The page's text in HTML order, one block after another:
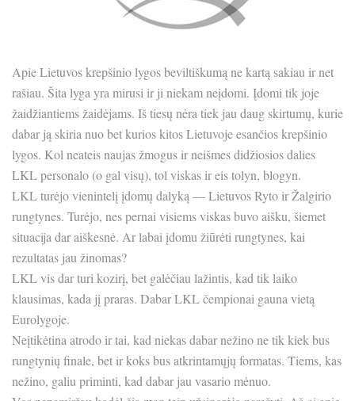
Apie Lietuvos krepšinio lygos beviltiškumą ne kartą sakiau ir net
rašiau. Šita lyga yra mirusi ir ji niekam neįdomi. Įdomi tik joje
žaidžiantiems žaidėjams. Iš tiesų nėra tiek jau daug skirtumų, kurie
dabar ją skiria nuo bet kurios kitos Lietuvoje esančios krepšinio
lygos. Kol neateis naujas žmogus ir neišmes didžiosios dalies
LKL personalo (o gal visų), tol viskas ir eis tolyn, blogyn.
LKL turėjo vienintelį įdomų dalyką — Lietuvos Ryto ir Žalgirio
rungtynes. Turėjo, nes pernai visiems viskas buvo aišku, šiemet
situacija dar aiškesnė. Ar labai įdomu žiūrėti rungtynes, kai
rezultatas jau žinomas?
LKL vis dar turi kozirį, bet galėčiau lažintis, kad tik laiko
klausimas, kada jį praras. Dabar LKL čempionai gauna vietą
Eurolygoje.
Neįtikėtina atrodo ir tai, kad niekas dabar nežino ne tik kiek bus
rungtynių finale, bet ir koks bus atkrintamųjų formatas. Tiems, kas
nežino, galiu priminti, kad dabar jau vasario mėnuo.